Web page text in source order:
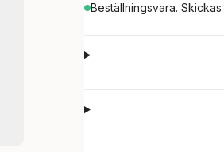
Beställningsvara. Skickas